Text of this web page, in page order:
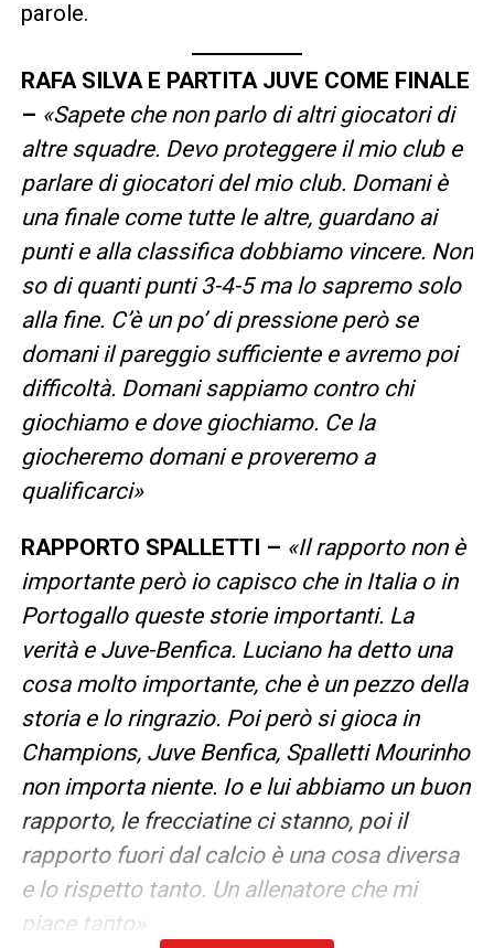
parole.
RAFA SILVA E PARTITA JUVE COME FINALE
– «Sapete che non parlo di altri giocatori di
altre squadre. Devo proteggere il mio club e
parlare di giocatori del mio club. Domani è
una finale come tutte le altre, guardano ai
punti e alla classifica dobbiamo vincere. Non
so di quanti punti 3-4-5 ma lo sapremo solo
alla fine. C’è un po’ di pressione però se
domani il pareggio sufficiente e avremo poi
difficoltà. Domani sappiamo contro chi
giochiamo e dove giochiamo. Ce la
giocheremo domani e proveremo a
qualificarci»
RAPPORTO SPALLETTI – «Il rapporto non è
importante però io capisco che in Italia o in
Portogallo queste storie importanti. La
verità e Juve-Benfica. Luciano ha detto una
cosa molto importante, che è un pezzo della
storia e lo ringrazio. Poi però si gioca in
Champions, Juve Benfica, Spalletti Mourinho
non importa niente. Io e lui abbiamo un buon
rapporto, le frecciatine ci stanno, poi il
rapporto fuori dal calcio è una cosa diversa
e lo rispetto tanto. Un allenatore che mi
piace tanto»